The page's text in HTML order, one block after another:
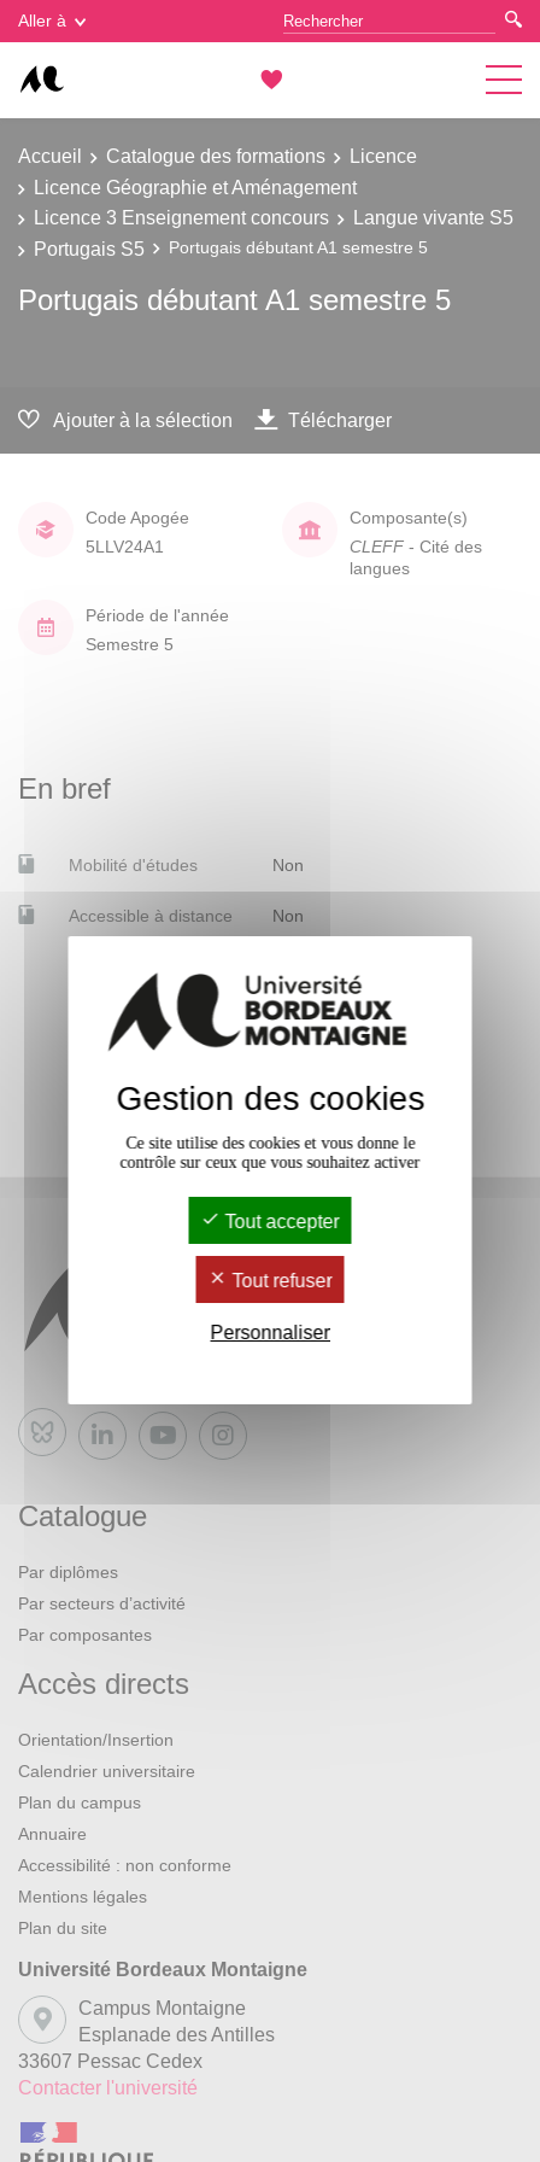
Aller à
Accueil Catalogue des formations
Licence
Licence Géographie et Aménagement
Licence 3 Enseignement concours
Langue vivante S5
Portugais S5
Portugais débutant A1 semestre 5
Portugais débutant A1 semestre 5
Ajouter à la sélection Télécharger
Code Apogée
5LLV24A1
Composante(s)
CLEFF - Cité des
langues
Période de l'année
Semestre 5
En bref
Mobilité d'études Non
Accessible à distance Non
Bluesky
Catalogue
Par diplômes
Par secteurs d’activité
Par composantes
Accès directs
Orientation/Insertion
Calendrier universitaire
Plan du campus
Annuaire
Accessibilité : non conforme
Mentions légales
Plan du site
Université Bordeaux Montaigne
Campus Montaigne
Esplanade des Antilles
33607 Pessac Cedex
Contacter l'université
Gestion des cookies
Gestion des cookies
Ce site utilise des cookies et vous donne le
contrôle sur ceux que vous souhaitez activer
Tout accepter
Tout refuser
Personnaliser